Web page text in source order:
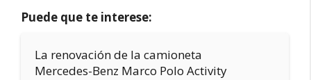
Puede que te interese:
La renovación de la camioneta
Mercedes-Benz Marco Polo Activity